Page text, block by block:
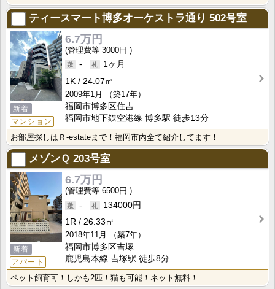
ティースマート博多オーケストラ通り 502号室
新着
マンション
6.7万円
3000円
-
1ヶ月
1K
24.07㎡
2009年1月
（築17年）
福岡市博多区住吉
福岡市地下鉄空港線 博多駅 徒歩13分
お部屋探しはＲ-estateまで！福岡市内全て紹介してます！
メゾンＱ 203号室
新着
アパート
6.7万円
6500円
-
134000円
1R
26.33㎡
2018年11月
（築7年）
福岡市博多区吉塚
鹿児島本線 吉塚駅 徒歩8分
ペット飼育可！しかも2匹！猫も可能！ネット無料！